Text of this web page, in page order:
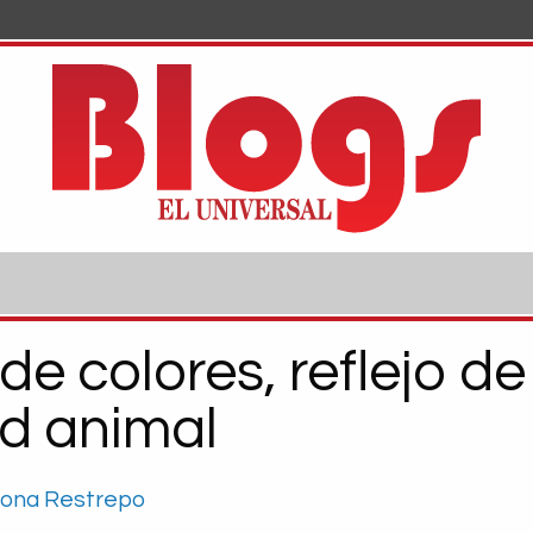
colores, reflejo
animal
Restrepo